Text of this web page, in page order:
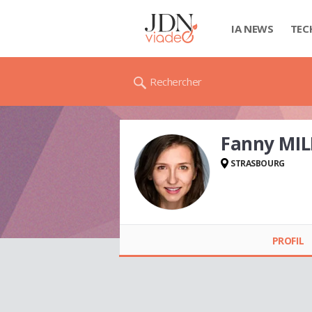
IA NEWS
Rechercher
Fanny
STRASBOURG
PROFIL